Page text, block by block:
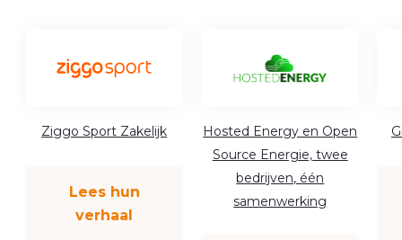
Ziggo Sport Zakelijk
Lees hun
verhaal
Hosted Energy en Open
Source Energie, twee
bedrijven, één
samenwerking